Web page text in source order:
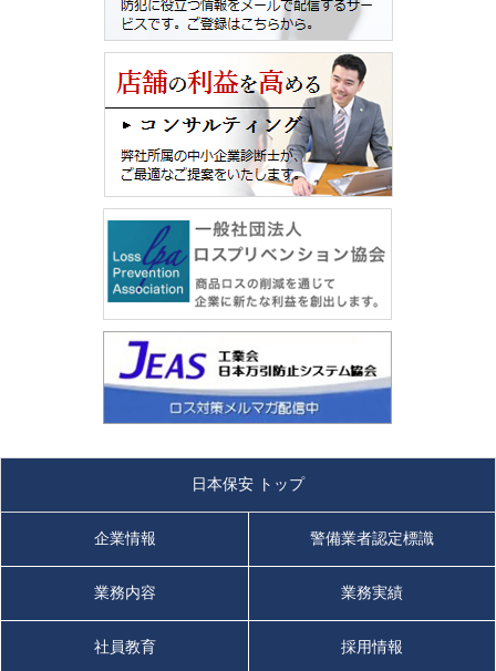
日本保安 トップ
企業情報 警備業者認定標識
業務内容 業務実績
社員教育 採用情報